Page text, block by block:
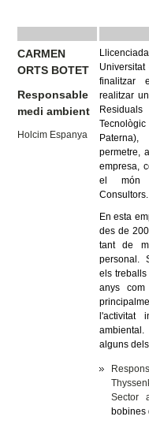
CARMEN
ORTS BOTET
Responsable
medi ambient
Holcim Espanya
finalitzar
realitzar
permetre,
empresa,
el món
Consultors.
En esta
des de
tant de
personal.
els treballs
anys com
l'activitat
alguns
Sector
bobines